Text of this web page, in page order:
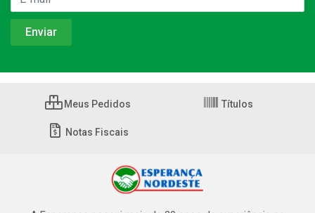
Meus Pedidos Títulos
Notas Fiscais